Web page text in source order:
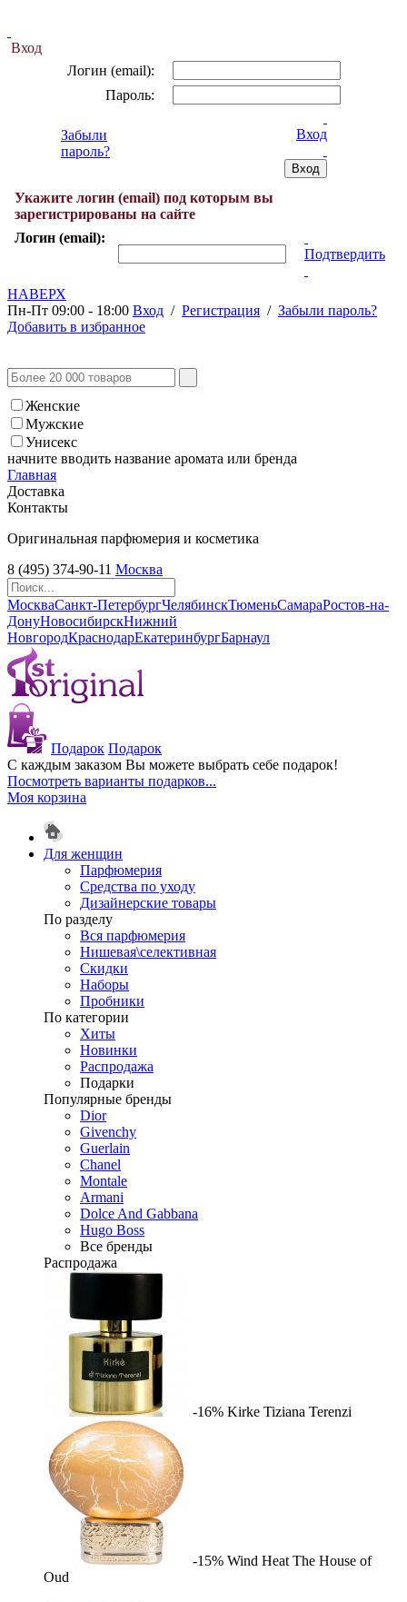
Вход
Логин (email):
Пароль:
Забыли
пароль?
Вход
Укажите логин (email) под которым вы
зарегистрированы на сайте
Логин (email):
Подтвердить
НАВЕРХ
Пн-Пт 09:00 - 18:00 Вход / Регистрация / Забыли пароль?
Добавить в избранное
Женские
Мужские
Унисекс
начните вводить название аромата или бренда
Главная
Доставка
Контакты
Оригинальная парфюмерия и косметика
8 (495) 374-90-11 Москва
МоскваСанкт-ПетербургЧелябинскТюменьСамараРостов-на-
ДонуНовосибирскНижний
НовгородКраснодарЕкатеринбургБарнаул
Подарок Подарок
С каждым заказом Вы можете выбрать себе подарок!
Посмотреть варианты подарков...
Моя корзина
Для женщин
Парфюмерия
Средства по уходу
Дизайнерские товары
По разделу
Вся парфюмерия
Нишевая\селективная
Скидки
Наборы
Пробники
По категории
Хиты
Новинки
Распродажа
Подарки
Популярные бренды
Dior
Givenchy
Guerlain
Chanel
Montale
Armani
Dolce And Gabbana
Hugo Boss
Все бренды
Распродажа
-16% Kirke Tiziana Terenzi
-15% Wind Heat The House of
Oud